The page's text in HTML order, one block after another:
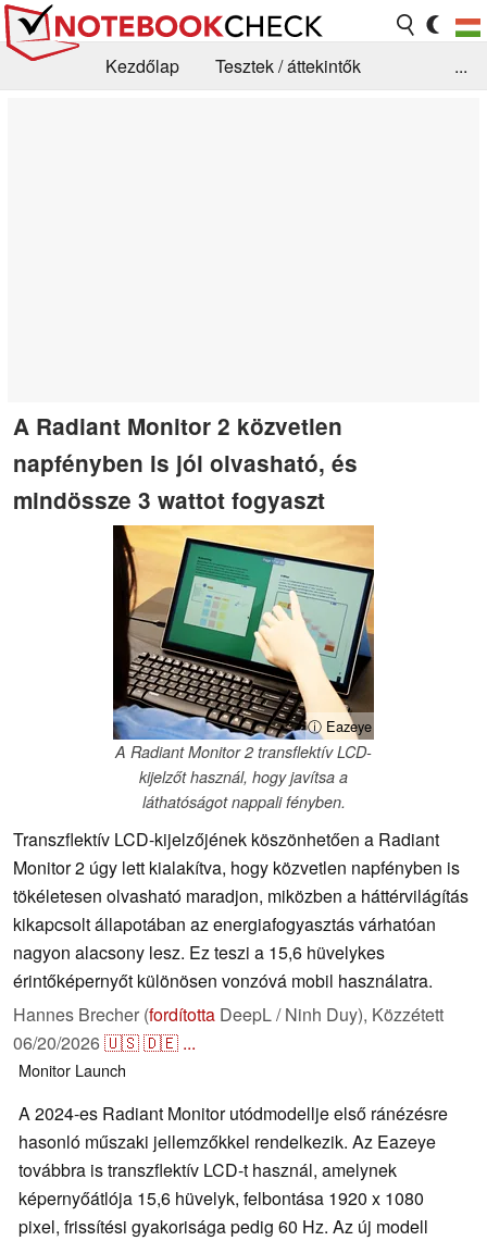
Kezdőlap
Tesztek / áttekintők
...
A Radiant Monitor 2 közvetlen
napfényben is jól olvasható, és
mindössze 3 wattot fogyaszt
ⓘ Eazeye
A Radiant Monitor 2 transflektív LCD-
kijelzőt használ, hogy javítsa a
láthatóságot nappali fényben.
Transzflektív LCD-kijelzőjének köszönhetően a Radiant
Monitor 2 úgy lett kialakítva, hogy közvetlen napfényben is
tökéletesen olvasható maradjon, miközben a háttérvilágítás
kikapcsolt állapotában az energiafogyasztás várhatóan
nagyon alacsony lesz. Ez teszi a 15,6 hüvelykes
érintőképernyőt különösen vonzóvá mobil használatra.
Hannes Brecher (fordította DeepL / Ninh Duy), Közzétett
06/20/2026🇺🇸🇩🇪 ...
Monitor Launch
A 2024-es Radiant Monitor utódmodellje első ránézésre
hasonló műszaki jellemzőkkel rendelkezik. Az Eazeye
továbbra is transzflektív LCD-t használ, amelynek
képernyőátlója 15,6 hüvelyk, felbontása 1920 x 1080
pixel, frissítési gyakorisága pedig 60 Hz. Az új modell